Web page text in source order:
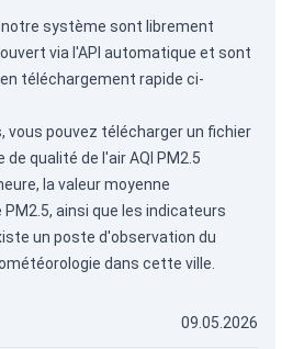
système sont librement
via l'API automatique et sont
téléchargement rapide ci-
vous pouvez télécharger un fichier
qualité de l'air AQI PM2.5
la valeur moyenne
ainsi que les indicateurs
un poste d'observation du
dans cette ville.
09.05.2026